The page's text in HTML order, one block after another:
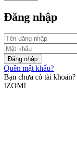
Đăng nhập
Đăng nhập
Quên mật khẩu?
Bạn chưa có tài khoản?
IZOMI